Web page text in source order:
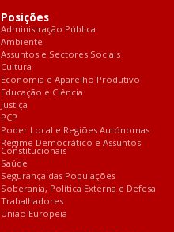
Posições
Administração Pública
Ambiente
Assuntos e Sectores Sociais
Cultura
Economia e Aparelho Produtivo
Educação e Ciência
Justiça
PCP
Poder Local e Regiões Autónomas
Regime Democrático e Assuntos
Constitucionais
Saúde
Segurança das Populações
Soberania, Política Externa e Defesa
Trabalhadores
União Europeia